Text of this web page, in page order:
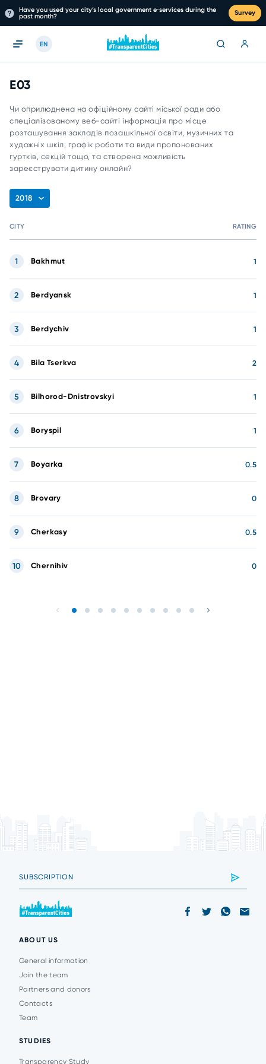
Have you used your city’s local government e‑services during the
past month?
Survey
EN
E03
Чи оприлюднена на офіційному сайті міської ради або
спеціалізованому веб-сайті інформація про місце
розташування закладів позашкільної освіти, музичних та
художніх шкіл, графік роботи та види пропонованих
гуртків, секцій тощо, та створена можливість
зареєструвати дитину онлайн?
2018
CITY RATING
Bakhmut 1
1
Berdyansk 1
2
Berdychiv 1
3
Bila Tserkva 2
4
Bilhorod-Dnistrovskyi 1
5
Boryspil 1
6
Boyarka 0.5
7
Brovary 0
8
Cherkasy 0.5
9
Chernihiv 0
10
ABOUT US
General information
Join the team
Partners and donors
Contacts
Team
STUDIES
Transparency Study